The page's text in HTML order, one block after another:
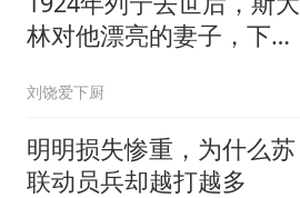
林对他漂亮的妻子，下了
刘饶爱下厨
明明损失惨重，为什么苏
联动员兵却越打越多